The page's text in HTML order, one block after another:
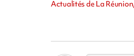
Actualités de La